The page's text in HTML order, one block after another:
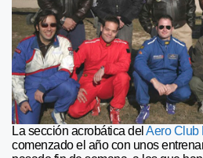
La sección acrobática del Aero Club
comenzado el año con unos